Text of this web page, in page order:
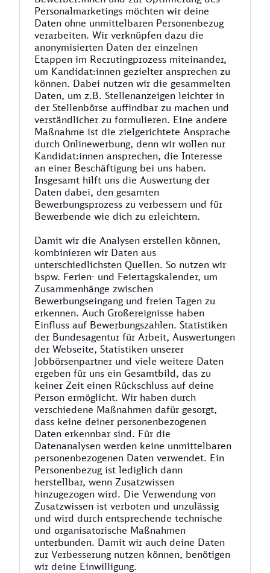
Personalmarketings möchten wir deine
Daten ohne unmittelbaren Personenbezug
verarbeiten. Wir verknüpfen dazu die
anonymisierten Daten der einzelnen
Etappen im Recrutingprozess miteinander,
um Kandidat:innen gezielter ansprechen zu
können. Dabei nutzen wir die gesammelten
Daten, um z.B. Stellenanzeigen leichter in
der Stellenbörse auffindbar zu machen und
verständlicher zu formulieren. Eine andere
Maßnahme ist die zielgerichtete Ansprache
durch Onlinewerbung, denn wir wollen nur
Kandidat:innen ansprechen, die Interesse
an einer Beschäftigung bei uns haben.
Insgesamt hilft uns die Auswertung der
Daten dabei, den gesamten
Bewerbungsprozess zu verbessern und für
Bewerbende wie dich zu erleichtern.
Damit wir die Analysen erstellen können,
kombinieren wir Daten aus
unterschiedlichsten Quellen. So nutzen wir
bspw. Ferien- und Feiertagskalender, um
Zusammenhänge zwischen
Bewerbungseingang und freien Tagen zu
erkennen. Auch Großereignisse haben
Einfluss auf Bewerbungszahlen. Statistiken
der Bundesagentur für Arbeit, Auswertungen
der Webseite, Statistiken unserer
Jobbörsenpartner und viele weitere Daten
ergeben für uns ein Gesamtbild, das zu
keiner Zeit einen Rückschluss auf deine
Person ermöglicht. Wir haben durch
verschiedene Maßnahmen dafür gesorgt,
dass keine deiner personenbezogenen
Daten erkennbar sind. Für die
Datenanalysen werden keine unmittelbaren
personenbezogenen Daten verwendet. Ein
Personenbezug ist lediglich dann
herstellbar, wenn Zusatzwissen
hinzugezogen wird. Die Verwendung von
Zusatzwissen ist verboten und unzulässig
und wird durch entsprechende technische
und organisatorische Maßnahmen
unterbunden. Damit wir auch deine Daten
zur Verbesserung nutzen können, benötigen
wir deine Einwilligung.